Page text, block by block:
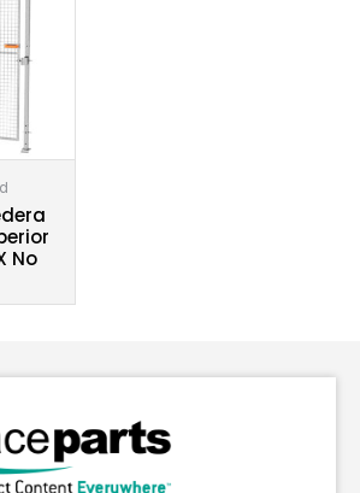
No